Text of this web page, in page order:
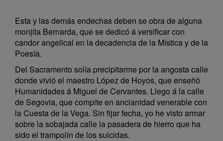
Esta y las demás endechas deben se obra de alguna
monjita Bernarda, que se dedicó á versificar con
candor angelical en la decadencia de la Mística y de la
Poesía.
Del Sacramento solía precipitarme por la angosta calle
donde vivió el maestro López de Hoyos, que enseñó
Humanidades á Miguel de Cervantes. Llego á la calle
de Segovia, que compite en ancianidad venerable con
la Cuesta de la Vega. Sin fijar fecha, yo he visto armar
sobre la sobajada calle la pasadera de hierro que ha
sido el trampolín de los suicidas.